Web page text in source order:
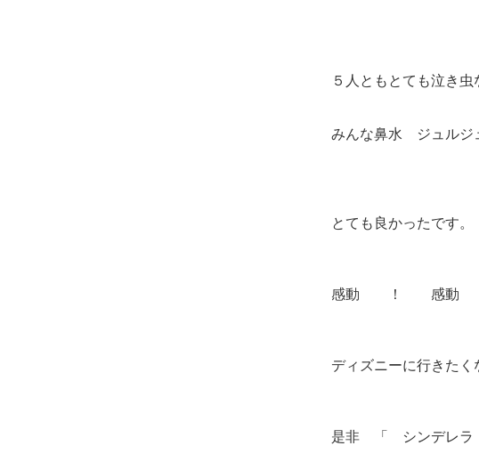
５人ともとても泣き
みんな鼻水 ジュ
とても良かったです。
感動 ！ 感動
ディズニーに行きた
是非 「 シンデレ